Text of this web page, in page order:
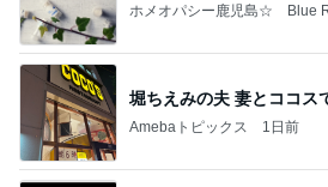
ホメオパシー鹿児島☆
堀ちえみの夫 妻とココス
Amebaトピックス 1日前